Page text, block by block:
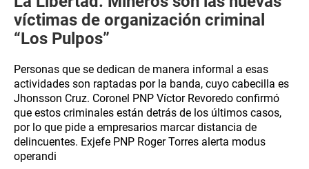
víctimas de organización criminal
“Los Pulpos”
Personas que se dedican de manera informal a esas
actividades son raptadas por la banda, cuyo cabecilla es
Jhonsson Cruz. Coronel PNP Víctor Revoredo confirmó
que estos criminales están detrás de los últimos casos,
por lo que pide a empresarios marcar distancia de
delincuentes. Exjefe PNP Roger Torres alerta modus
operandi